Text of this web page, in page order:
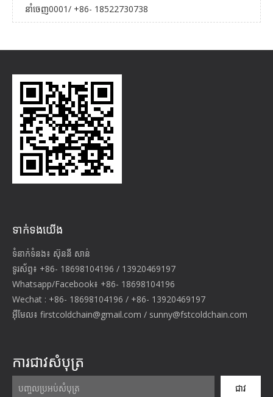
នាំចេញ0001/ +86- 18522730738
ទាក់ទង​យើង
ទំនាក់ទំនង៖ ស៊ុននី សាន់
ទូរស័ព្ទ៖ +86- 18698104196 / 13920469197
Whatsapp/Facebook៖ +86- 18698104196
Wechat : +86- 18698104196 / +86- 13920469197
អ៊ីមែល៖ firstcoldchain@gmail.com / sunny@fstcoldchain.com
ការជាវសំបុត្រ
ជាវ